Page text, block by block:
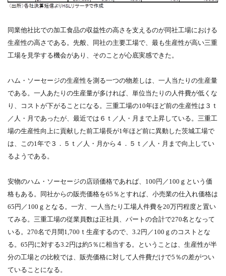
同業他社比での加工食品の収益性の高さを支えるのが同社工場における
生産性の高さである。先般、同社の主要工場で、最も生産性が高い三重
工場を見学する機会があり、そのことが心底実感できた。
ハム・ソーセージの生産性を測る一つの物差しは、一人当たりの生産量
である。一人あたりの生産量が多ければ、単位当たりの人件費が低くな
り、コストが下がることになる。三重工場の10年ほど前の生産性は３ｔ
／人・月であったが、最近では６ｔ／人・月まで上昇している。三重工
場の生産性向上に貢献した前工場長が1年ほど前に異動した茨城工場で
は、この1年で３．５ｔ／人・月から４．５ｔ／人・月まで向上してい
るようである。
安物のハム・ソーセージの店頭価格であれば、100円／100ｇという価
格もある。同社からの販売価格を65％とすれば、小売業の仕入れ価格は
65円／100ｇとなる。一方、一人当たり工場人件費を20万円程度と置い
てみる。三重工場の従業員数は正社員、パートの合計で270名となって
いる。270名で月間1,700ｔ生産するので、3.2円／100ｇのコストとな
る。65円に対する3.2円は約5％に相当する。ということは、生産性が半
分の工場との比較では、販売価格に対して人件費だけで5％の差がつい
ていることになる。